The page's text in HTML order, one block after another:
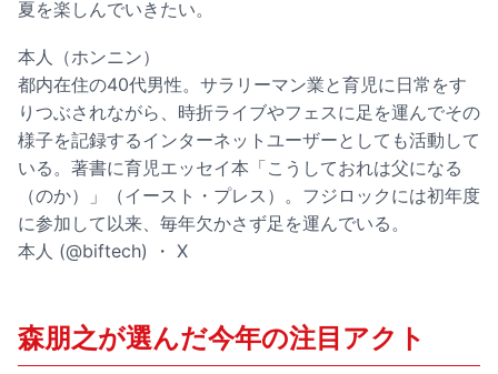
夏を楽しんでいきたい。
本人（ホンニン）
都内在住の40代男性。サラリーマン業と育児に日常をす
りつぶされながら、時折ライブやフェスに足を運んでその
様子を記録するインターネットユーザーとしても活動して
いる。著書に育児エッセイ本「こうしておれは父になる
（のか）」（イースト・プレス）。フジロックには初年度
に参加して以来、毎年欠かさず足を運んでいる。
本人 (@biftech) ・ X
森朋之が選んだ今年の注目アクト